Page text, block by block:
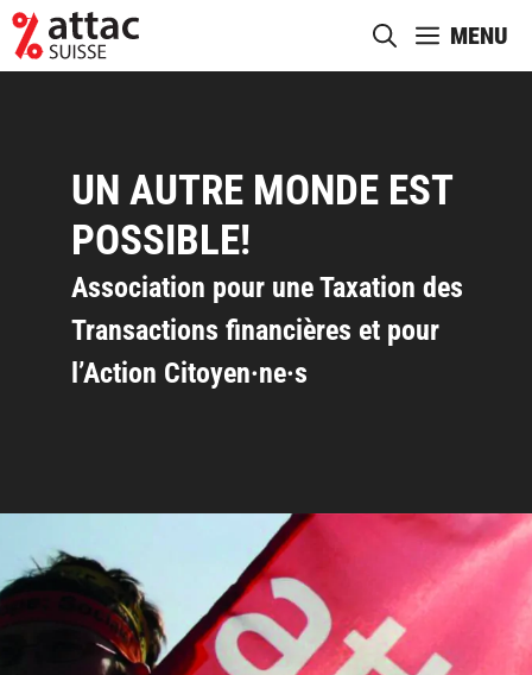
Aller
au
contenu
MENU
UN AUTRE MONDE EST
POSSIBLE!
Association pour une Taxation des
Transactions financières et pour
l’Action Citoyen·ne·s